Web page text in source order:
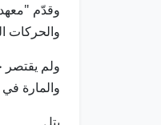
وقدّم "معهد
والحركات
ولم يقتصر
والمارة في